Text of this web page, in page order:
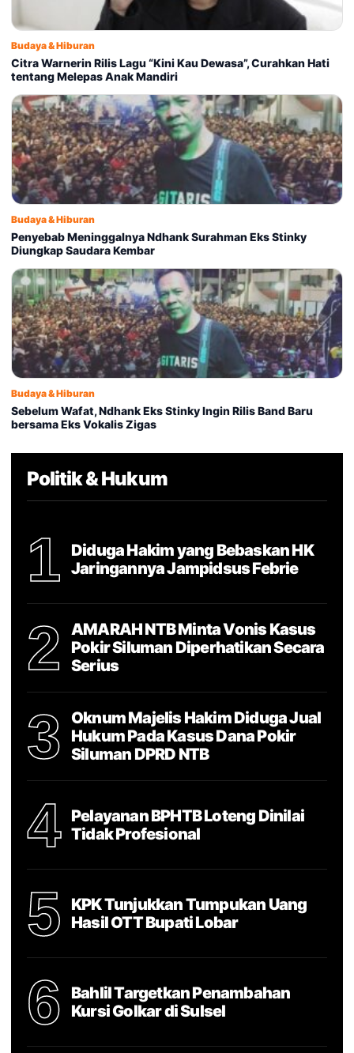
Budaya & Hiburan
Citra Warnerin Rilis Lagu “Kini Kau Dewasa”, Curahkan Hati
tentang Melepas Anak Mandiri
Budaya & Hiburan
Penyebab Meninggalnya Ndhank Surahman Eks Stinky
Diungkap Saudara Kembar
Budaya & Hiburan
Sebelum Wafat, Ndhank Eks Stinky Ingin Rilis Band Baru
bersama Eks Vokalis Zigas
Politik & Hukum
1
Diduga Hakim yang Bebaskan HK
Jaringannya Jampidsus Febrie
2
AMARAH NTB Minta Vonis Kasus
Pokir Siluman Diperhatikan Secara
Serius
3
Oknum Majelis Hakim Diduga Jual
Hukum Pada Kasus Dana Pokir
Siluman DPRD NTB
4
Pelayanan BPHTB Loteng Dinilai
Tidak Profesional
5
KPK Tunjukkan Tumpukan Uang
Hasil OTT Bupati Lobar
6
Bahlil Targetkan Penambahan
Kursi Golkar di Sulsel